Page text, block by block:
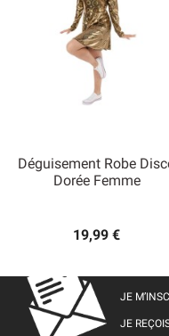
Déguisement Robe
Dorée Femme
19,99 €
JE
JE